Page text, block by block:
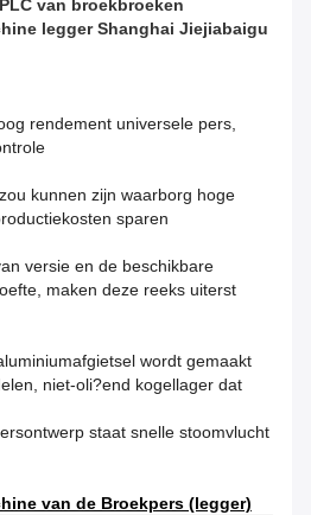
van broekbroeken
legger Shanghai Jiejiabaigu
rendement universele pers,
kunnen zijn waarborg hoge
sparen
versie en de beschikbare
maken deze reeks uiterst
wordt gemaakt
niet-oli?end kogellager dat
staat snelle stoomvlucht
van de Broekpers (legger)